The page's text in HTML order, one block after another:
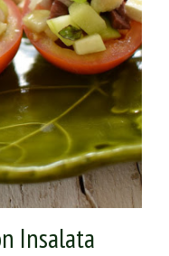
Insalata